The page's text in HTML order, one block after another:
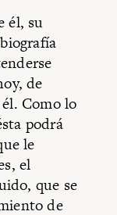
él, su
de
Como lo
podrá
le
el
que se
de